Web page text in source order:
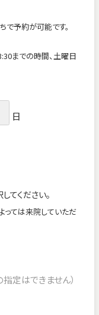
予約が可能です。
までの時間、土曜日
日
てください。
ては来院していただ
定はできません）